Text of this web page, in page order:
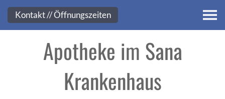
Kontakt
Apotheke im Sana
Krankenhaus
Kontakt // Öffnungszeiten